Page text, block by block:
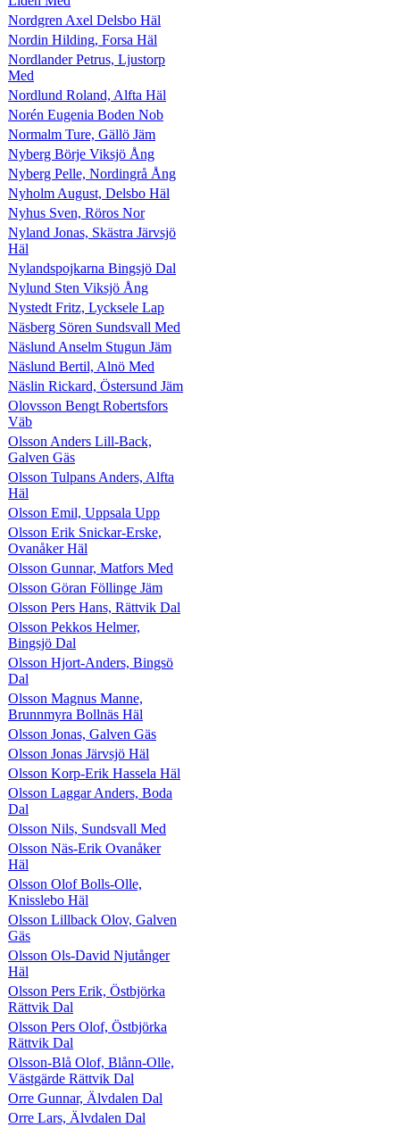
Nordgren Axel Delsbo Häl
Nordin Hilding, Forsa Häl
Nordlander Petrus, Ljustorp
Med
Nordlund Roland, Alfta Häl
Norén Eugenia Boden Nob
Normalm Ture, Gällö Jäm
Nyberg Börje Viksjö Ång
Nyberg Pelle, Nordingrå Ång
Nyholm August, Delsbo Häl
Nyhus Sven, Röros Nor
Nyland Jonas, Skästra Järvsjö
Häl
Nylandspojkarna Bingsjö Dal
Nylund Sten Viksjö Ång
Nystedt Fritz, Lycksele Lap
Näsberg Sören Sundsvall Med
Näslund Anselm Stugun Jäm
Näslund Bertil, Alnö Med
Näslin Rickard, Östersund Jäm
Olovsson Bengt Robertsfors
Väb
Olsson Anders Lill-Back,
Galven Gäs
Olsson Tulpans Anders, Alfta
Häl
Olsson Emil, Uppsala Upp
Olsson Erik Snickar-Erske,
Ovanåker Häl
Olsson Gunnar, Matfors Med
Olsson Göran Föllinge Jäm
Olsson Pers Hans, Rättvik Dal
Olsson Pekkos Helmer,
Bingsjö Dal
Olsson Hjort-Anders, Bingsö
Dal
Olsson Magnus Manne,
Brunnmyra Bollnäs Häl
Olsson Jonas, Galven Gäs
Olsson Jonas Järvsjö Häl
Olsson Korp-Erik Hassela Häl
Olsson Laggar Anders, Boda
Dal
Olsson Nils, Sundsvall Med
Olsson Näs-Erik Ovanåker
Häl
Olsson Olof Bolls-Olle,
Knisslebo Häl
Olsson Lillback Olov, Galven
Gäs
Olsson Ols-David Njutånger
Häl
Olsson Pers Erik, Östbjörka
Rättvik Dal
Olsson Pers Olof, Östbjörka
Rättvik Dal
Olsson-Blå Olof, Blånn-Olle,
Västgärde Rättvik Dal
Orre Gunnar, Älvdalen Dal
Orre Lars, Älvdalen Dal